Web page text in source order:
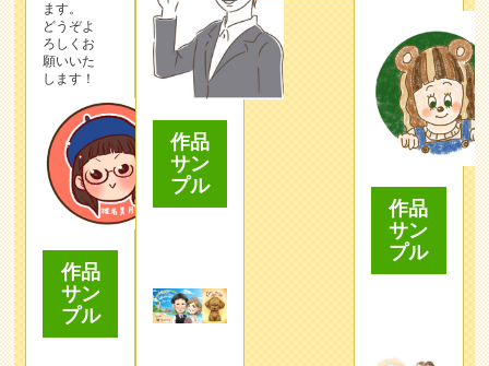
ます。
どうぞよ
ろしくお
願いいた
します！
作品
サン
プル
作品
サン
プル
作品
サン
プル